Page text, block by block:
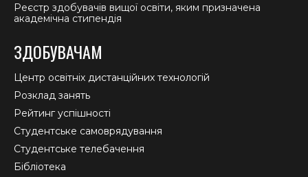
Реєстр здобувачів вищої освіти, яким призначена
академічна стипендія
ЗДОБУВАЧАМ
Центр освітніх дистанційних технологій
Розклад занять
Рейтинг успішності
Студентське самоврядування
Студентське телебачення
Бібліотека